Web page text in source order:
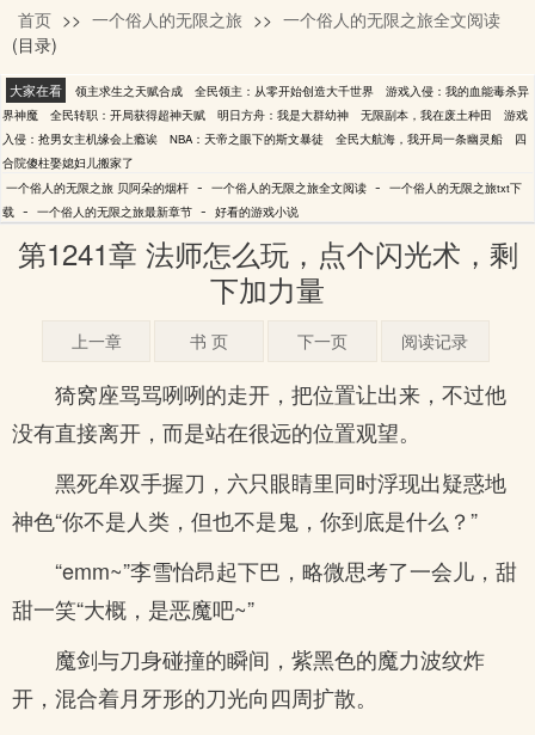
贝阿朵的烟杆
首页 >> 一个俗人的无限之旅 >> 一个俗人的无限之旅全文阅读
(目录)
大家在看 领主求生之天赋合成 全民领主：从零开始创造大千世界
游戏入侵：我的血能毒杀异
界神魔
全民转职：开局获得超神天赋 明日方舟：我是大群幼神 无限副本，我在废土种田
游戏
入侵：抢男女主机缘会上瘾诶
NBA：天帝之眼下的斯文暴徒 全民大航海，我开局一条幽灵船
四
合院傻柱娶媳妇儿搬家了
一个俗人的无限之旅 贝阿朵的烟杆 - 一个俗人的无限之旅全文阅读 - 一个俗人的无限之旅txt下
载 - 一个俗人的无限之旅最新章节 - 好看的游戏小说
第1241章 法师怎么玩，点个闪光术，剩
下加力量
上一章 书 页 下一页 阅读记录
猗窝座骂骂咧咧的走开，把位置让出来，不过他
没有直接离开，而是站在很远的位置观望。
黑死牟双手握刀，六只眼睛里同时浮现出疑惑地
神色“你不是人类，但也不是鬼，你到底是什么？”
“emm~”李雪怡昂起下巴，略微思考了一会儿，甜
甜一笑“大概，是恶魔吧~”
魔剑与刀身碰撞的瞬间，紫黑色的魔力波纹炸
开，混合着月牙形的刀光向四周扩散。